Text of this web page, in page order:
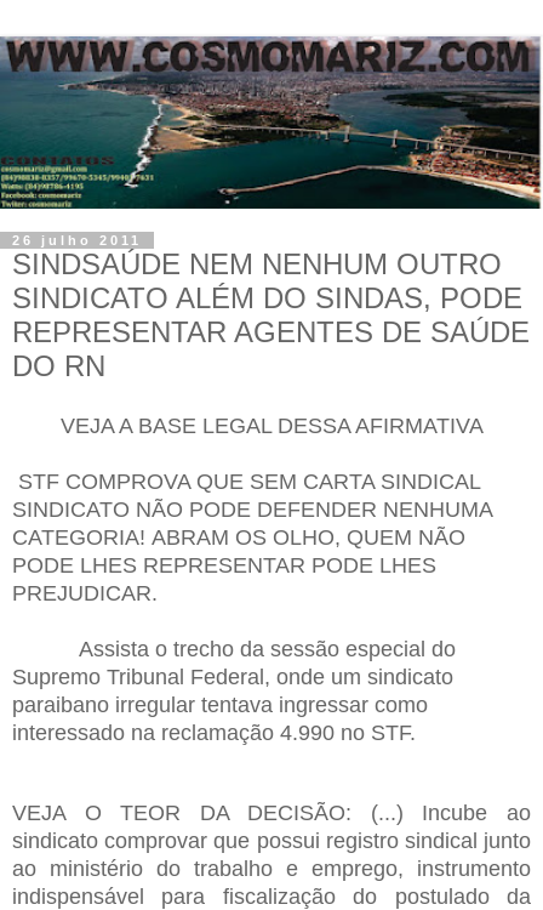
26 julho 2011
SINDSAÚDE NEM NENHUM OUTRO
SINDICATO ALÉM DO SINDAS, PODE
REPRESENTAR AGENTES DE SAÚDE
DO RN
VEJA A BASE LEGAL DESSA AFIRMATIVA
STF COMPROVA QUE SEM CARTA SINDICAL
SINDICATO NÃO PODE DEFENDER NENHUMA
CATEGORIA! ABRAM OS OLHO, QUEM NÃO
PODE LHES REPRESENTAR PODE LHES
PREJUDICAR.
Assista o trecho da sessão especial do
Supremo Tribunal Federal, onde um sindicato
paraibano irregular tentava ingressar como
interessado na reclamação 4.990 no STF.
VEJA O TEOR DA DECISÃO: (...) Incube ao
sindicato comprovar que possui registro sindical junto
ao ministério do trabalho e emprego, instrumento
indispensável para fiscalização do postulado da